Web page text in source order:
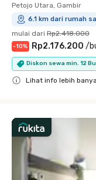
Petojo Utara, Gambir
6.1 km dari rumah
mulai dari Rp2.418.000
-10% Rp2.176.200 /
Diskon sewa min. 12
Lihat info lebih